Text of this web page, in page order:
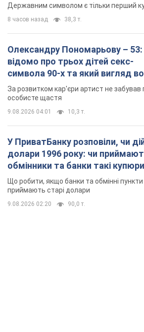
Державним символом є тільки перший
8 часов назад 38,3 т.
Олександру Пономарьову –
відомо про трьох дітей секс-
символа 90-х та який вигляд
мають
За розвитком кар'єри артист не забував
особисте щастя
9.08.2026 04:01 10,3 т.
У ПриватБанку розповіли, чи
долари 1996 року: чи
обмінники та банки такі купюри
Що робити, якщо банки та обмінні пункти
приймають старі долари
9.08.2026 02:20 90,0 т.